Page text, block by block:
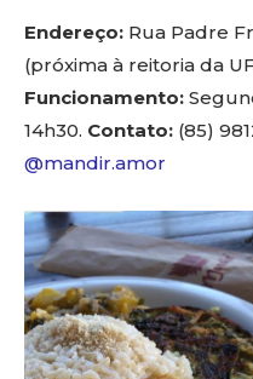
Endereço: Rua Padre
(próxima à reitoria da
Funcionamento:
14h30. Contato: (85)
@mandir.amor